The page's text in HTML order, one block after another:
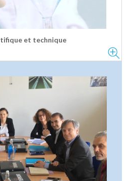
et technique